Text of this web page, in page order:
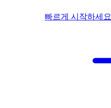
빠르게 시작하세요